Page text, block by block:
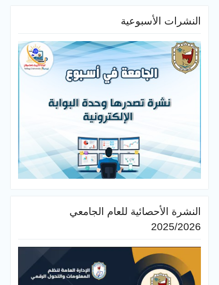
النشرات الأسبوعية
النشرة الأحصائية للعام الجامعي
2025/2026